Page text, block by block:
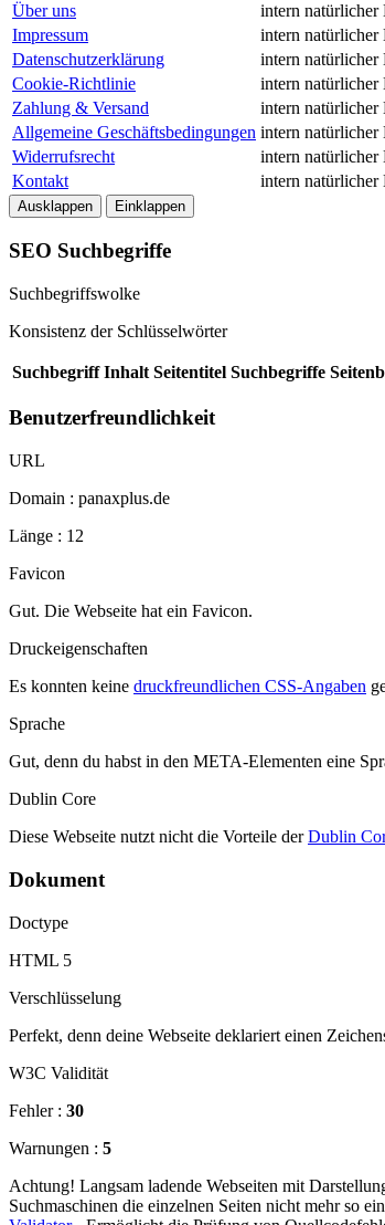
Über uns
intern natürlicher
Impressum
intern natürlicher
Datenschutzerklärung
intern natürlicher
Cookie-Richtlinie
intern natürlicher
Zahlung & Versand
intern natürlicher
Allgemeine Geschäftsbedingungen intern natürlicher
Widerrufsrecht
intern natürlicher
Kontakt
intern natürlicher
Ausklappen Einklappen
SEO Suchbegriffe
Suchbegriffswolke
Konsistenz der Schlüsselwörter
Suchbegriff Inhalt Seitentitel Suchbegriffe
Benutzerfreundlichkeit
URL
Domain : panaxplus.de
Länge : 12
Favicon
Gut. Die Webseite hat ein Favicon.
Druckeigenschaften
Es konnten keine druckfreundlichen CSS-Angaben
Sprache
Gut, denn du habst in den META-Elementen eine
Dublin Core
Diese Webseite nutzt nicht die Vorteile derDublin
Dokument
Doctype
HTML 5
Verschlüsselung
Perfekt, denn deine Webseite deklariert einen
W3C Validität
Fehler : 30
Warnungen : 5
Achtung! Langsam ladende Webseiten mit
Suchmaschinen die einzelnen Seiten nicht mehr so